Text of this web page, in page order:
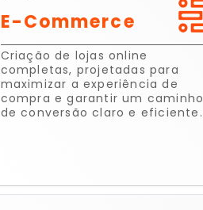
E-Commerce
Criação de lojas online
completas, projetadas para
maximizar a experiência de
compra e garantir um caminho
de conversão claro e eficiente.